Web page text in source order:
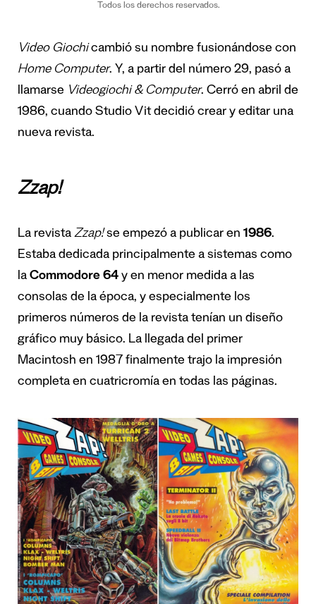
Todos los derechos reservados.
Video Giochicambió su nombre fusionándose con
Home Computer. Y, a partir del número 29, pasó a
llamarse Videogiochi & Computer. Cerró en abril de
1986, cuando Studio Vit decidió crear y editar una
nueva revista.
Zzap!
La revista Zzap!se empezó a publicar en 1986.
Estaba dedicada principalmente a sistemas como
la Commodore 64 y en menor medida a las
consolas de la época, y especialmente los
primeros números de la revista tenían un diseño
gráfico muy básico. La llegada del primer
Macintosh en 1987 finalmente trajo la impresión
completa en cuatricromía en todas las páginas.